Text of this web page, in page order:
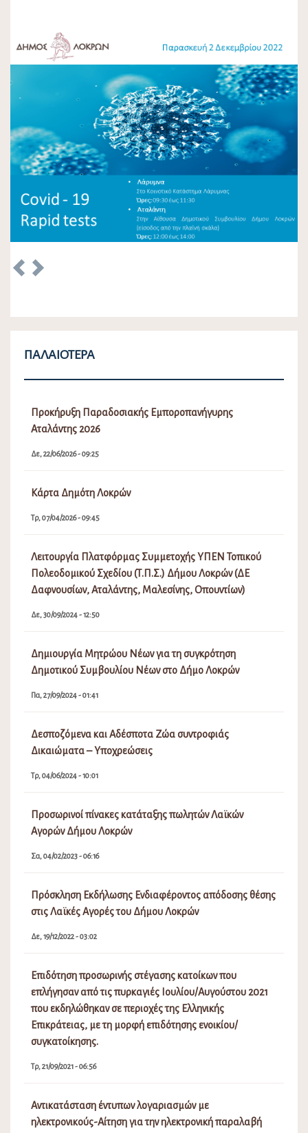
Previous
ΠΑΛΑΙΌΤΕΡΑ
Προκήρυξη Παραδοσιακής Εμποροπανήγυρης
Αταλάντης 2026
Δε, 22/06/2026 - 09:25
Κάρτα Δημότη Λοκρών
Τρ, 07/04/2026 - 09:45
Λειτουργία Πλατφόρμας Συμμετοχής ΥΠΕΝ Τοπικού
Πολεοδομικού Σχεδίου (Τ.Π.Σ.) Δήμου Λοκρών (ΔΕ
Δαφνουσίων, Αταλάντης, Μαλεσίνης, Οπουντίων)
Δε, 30/09/2024 - 12:50
Δημιουργία Μητρώου Νέων για τη συγκρότηση
Δημοτικού Συμβουλίου Νέων στο Δήμο Λοκρών
Πα, 27/09/2024 - 01:41
Δεσποζόμενα και Αδέσποτα Ζώα συντροφιάς
Δικαιώματα – Υποχρεώσεις
Τρ, 04/06/2024 - 10:01
Προσωρινοί πίνακες κατάταξης πωλητών Λαϊκών
Αγορών Δήμου Λοκρών
Σα, 04/02/2023 - 06:16
Πρόσκληση Εκδήλωσης Ενδιαφέροντος απόδοσης θέσης
στις Λαϊκές Αγορές του Δήμου Λοκρών
Δε, 19/12/2022 - 03:02
Επιδότηση προσωρινής στέγασης κατοίκων που
επλήγησαν από τις πυρκαγιές Ιουλίου/Αυγούστου 2021
που εκδηλώθηκαν σε περιοχές της Ελληνικής
Επικράτειας, με τη μορφή επιδότησης ενοικίου/
συγκατοίκησης.
Τρ, 21/09/2021 - 06:56
Αντικατάσταση έντυπων λογαριασμών με
ηλεκτρονικούς-Αίτηση για την ηλεκτρονική παραλαβή